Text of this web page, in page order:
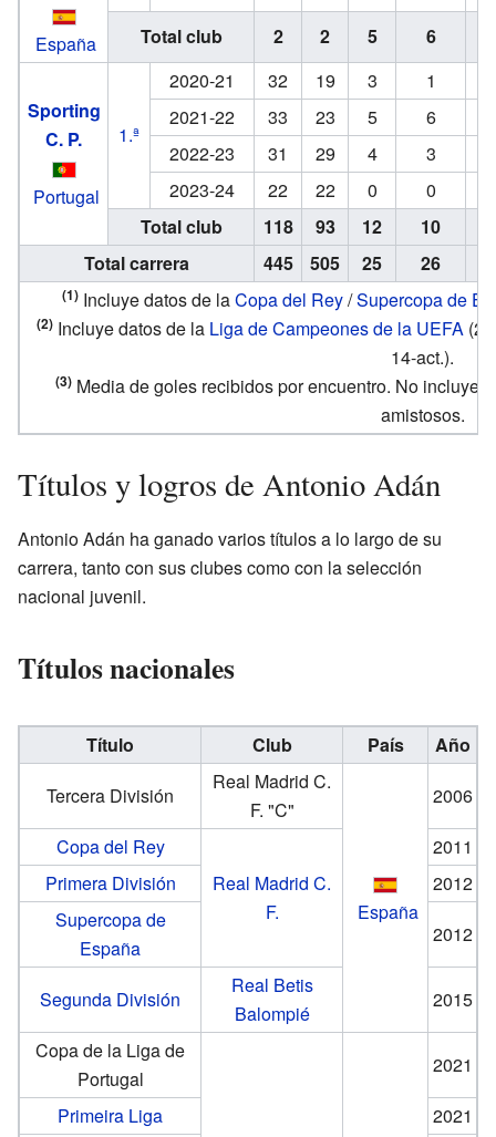
España
Total club
2 2 5 6
Sporting
C. P.
Portugal
1.ª
2020-21 32 19 3 1
2021-22
33 23 5 6
2022-23
31 29 4 3
2023-24
22 22 0 0
Total club
118 93 12 10
Total carrera
445 505 25 26
(1) Incluye datos de laCopa del Rey/Supercopa de
(2) Incluye datos de la Liga de Campeones de la UEFA
14-act.).
(3) Media de goles recibidos por encuentro. No incluye
amistosos.
Títulos y logros de Antonio Adán
Antonio Adán ha ganado varios títulos a lo largo de su
carrera, tanto con sus clubes como con la selección
nacional juvenil.
Títulos nacionales
Título Club País
Año
Tercera División
Real Madrid C.
F. "C"
España
2006
Copa del Rey
Real Madrid C.
F.
2011
Primera División
2012
Supercopa de
España
2012
Segunda División
Real Betis
Balompié
2015
Copa de la Liga de
Portugal
2021
Primeira Liga
2021